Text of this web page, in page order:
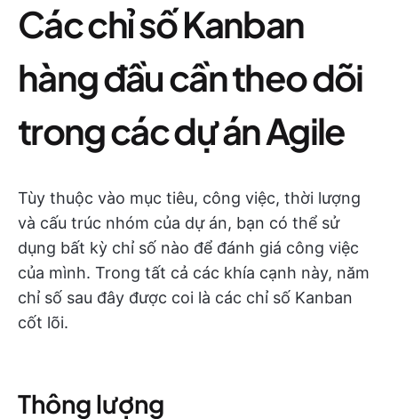
Các chỉ số Kanban
hàng đầu cần theo dõi
trong các dự án Agile
Tùy thuộc vào mục tiêu, công việc, thời lượng
và cấu trúc nhóm của dự án, bạn có thể sử
dụng bất kỳ chỉ số nào để đánh giá công việc
của mình. Trong tất cả các khía cạnh này, năm
chỉ số sau đây được coi là các chỉ số Kanban
cốt lõi.
Thông lượng